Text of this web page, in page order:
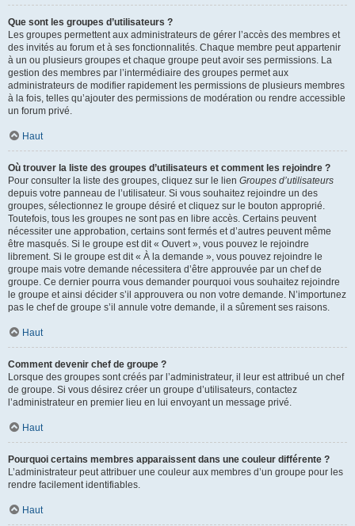
Que sont les groupes d’utilisateurs ?
Les groupes permettent aux administrateurs de gérer l’accès des membres et
des invités au forum et à ses fonctionnalités. Chaque membre peut appartenir
à un ou plusieurs groupes et chaque groupe peut avoir ses permissions. La
gestion des membres par l’intermédiaire des groupes permet aux
administrateurs de modifier rapidement les permissions de plusieurs membres
à la fois, telles qu’ajouter des permissions de modération ou rendre accessible
un forum privé.
Haut
Où trouver la liste des groupes d’utilisateurs et comment les rejoindre ?
Pour consulter la liste des groupes, cliquez sur le lien Groupes d’utilisateurs
depuis votre panneau de l’utilisateur. Si vous souhaitez rejoindre un des
groupes, sélectionnez le groupe désiré et cliquez sur le bouton approprié.
Toutefois, tous les groupes ne sont pas en libre accès. Certains peuvent
nécessiter une approbation, certains sont fermés et d’autres peuvent même
être masqués. Si le groupe est dit « Ouvert », vous pouvez le rejoindre
librement. Si le groupe est dit « À la demande », vous pouvez rejoindre le
groupe mais votre demande nécessitera d’être approuvée par un chef de
groupe. Ce dernier pourra vous demander pourquoi vous souhaitez rejoindre
le groupe et ainsi décider s’il approuvera ou non votre demande. N’importunez
pas le chef de groupe s’il annule votre demande, il a sûrement ses raisons.
Haut
Comment devenir chef de groupe ?
Lorsque des groupes sont créés par l’administrateur, il leur est attribué un chef
de groupe. Si vous désirez créer un groupe d’utilisateurs, contactez
l’administrateur en premier lieu en lui envoyant un message privé.
Haut
Pourquoi certains membres apparaissent dans une couleur différente ?
L’administrateur peut attribuer une couleur aux membres d’un groupe pour les
rendre facilement identifiables.
Haut